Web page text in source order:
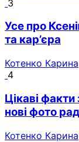
3
Усе про
та кар’єра
Котенко Карина
4
Цікаві факти
нові фото
Котенко Карина